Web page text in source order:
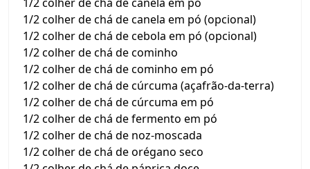
1/2 colher de chá de canela em pó (opcional)
1/2 colher de chá de cebola em pó (opcional)
1/2 colher de chá de cominho
1/2 colher de chá de cominho em pó
1/2 colher de chá de cúrcuma (açafrão-da-terra)
1/2 colher de chá de cúrcuma em pó
1/2 colher de chá de fermento em pó
1/2 colher de chá de noz-moscada
1/2 colher de chá de orégano seco